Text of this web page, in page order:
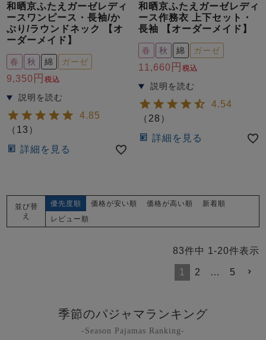
和晒京ふたえガーゼレディ
ースワンピース・長袖/か
ぶり/ラウンドネック 【オ
ーダーメイド】
春 秋 綿 ガーゼ
9,350 税込
4.85
（ 13 ）
詳細を見る
和晒京ふたえガーゼレディ
ース作務衣 上下セット・
長袖 【オーダーメイド】
春 秋 綿 ガーゼ
11,660 税込
4.54
（ 28 ）
詳細を見る
並び替
え
優先度順 価格が安い順 価格が高い順
新着順
レビュー順
83件中 1 -20件表示
1 2 … 5
季節のパジャマランキング
-Season Pajamas Ranking-